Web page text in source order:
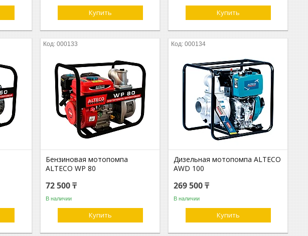
Купить Купить
000133
Бензиновая мотопомпа
ALTECO WP 80
72 500 ₸
В наличии
Купить
000134
Дизельная мотопомпа ALTECO
AWD 100
269 500 ₸
В наличии
Купить